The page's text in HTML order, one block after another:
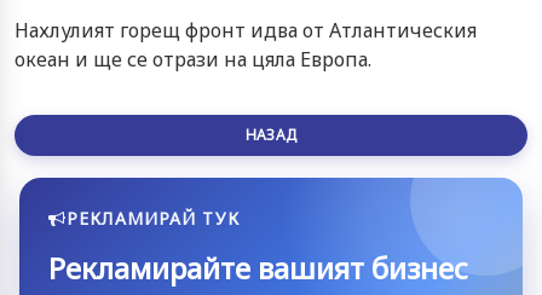
Нахлулият горещ фронт идва от Атлантическия
океан и ще се отрази на цяла Европа.
НАЗАД
РЕКЛАМИРАЙ ТУК
Рекламирайте вашият бизнес